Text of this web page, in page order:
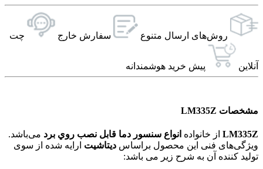
روش‌های ارسال‌ متنوع سفارش خارج چت
آنلاین پیش خرید هوشمندانه
مشخصات LM335Z
LM335Z از خانواده انواع سنسور دما قابل نصب روي برد می‌باشد.
ویژگی‌های فنی این محصول براساس دیتاشیت ارایه شده از سوی
تولید کننده آن به شرح زیر می باشد: